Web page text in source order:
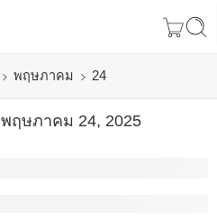
พฤษภาคม 24
พฤษภาคม 24, 2025